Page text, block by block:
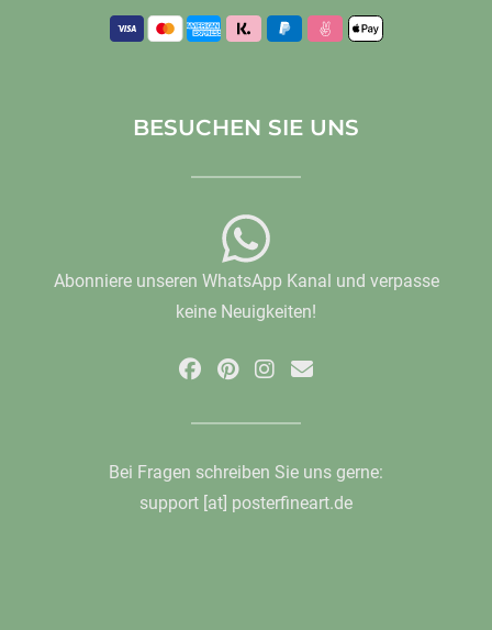
BESUCHEN SIE UNS
Abonniere unseren WhatsApp Kanal und verpasse
keine Neuigkeiten!
Bei Fragen schreiben Sie uns gerne:
support [at] posterfineart.de